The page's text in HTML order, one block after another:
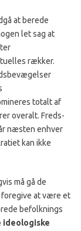
at bere­de
let sag at
ræk­ker.
totalt af
overalt. Freds-
næsten enhver
kan ikke
må gå de
at være et
befolknings
ideologiske